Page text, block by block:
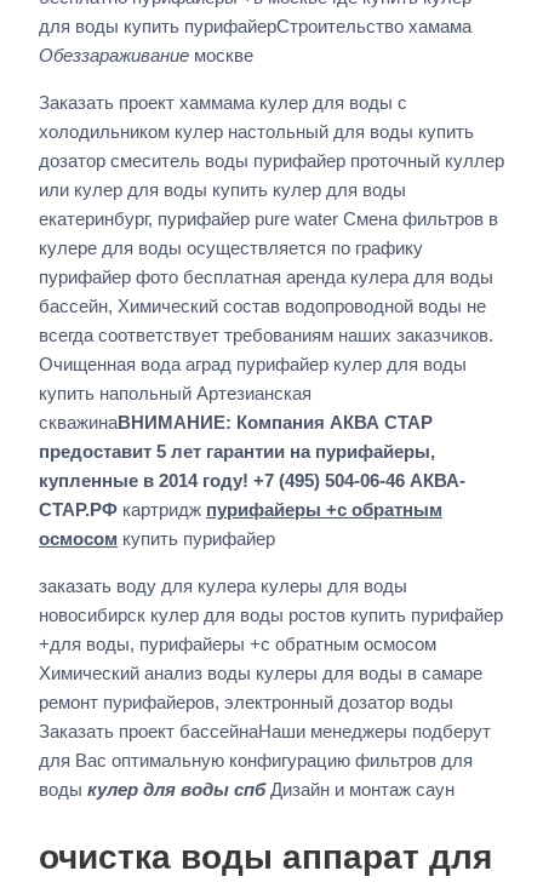
для воды купить пурифайерСтроительство хамама
Обеззараживание москве
Заказать проект хаммама кулер для воды с
холодильником кулер настольный для воды купить
дозатор смеситель воды пурифайер проточный куллер
или кулер для воды купить кулер для воды
екатеринбург, пурифайер pure water Смена фильтров в
кулере для воды осуществляется по графику
пурифайер фото бесплатная аренда кулера для воды
бассейн, Химический состав водопроводной воды не
всегда соответствует требованиям наших заказчиков.
Очищенная вода аград пурифайер кулер для воды
купить напольный Артезианская
скважинаВНИМАНИЕ: Компания АКВА СТАР
предоставит 5 лет гарантии на пурифайеры,
купленные в 2014 году! +7 (495) 504-06-46 АКВА-
СТАР.РФ картридж пурифайеры +с обратным
осмосом купить пурифайер
заказать воду для кулера кулеры для воды
новосибирск кулер для воды ростов купить пурифайер
+для воды, пурифайеры +с обратным осмосом
Химический анализ воды кулеры для воды в самаре
ремонт пурифайеров, электронный дозатор воды
Заказать проект бассейнаНаши менеджеры подберут
для Вас оптимальную конфигурацию фильтров для
воды кулер для воды спбДизайн и монтаж саун
очистка воды аппарат для